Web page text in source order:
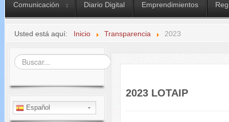
Comunicación Diario Digital Emprendimientos
Usted está aquí: Inicio Transparencia 2023
Buscar...
Español
2023 LOTAIP